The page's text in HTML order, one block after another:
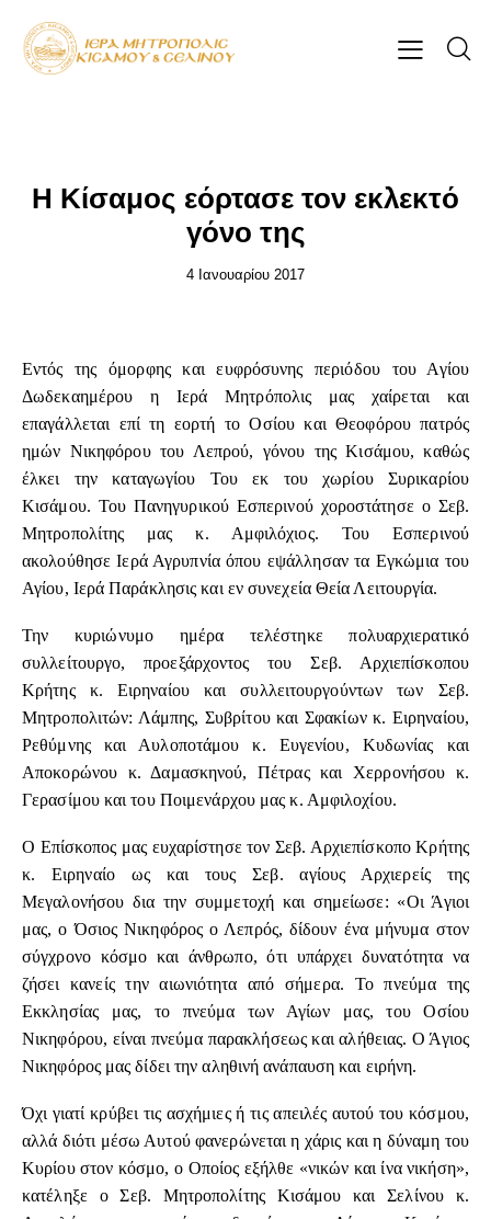
Η Κίσαμος εόρτασε τον εκλεκτό
γόνο της
4 Ιανουαρίου 2017
Εντός της όμορφης και ευφρόσυνης περιόδου του Αγίου
Δωδεκαημέρου η Ιερά Μητρόπολις μας χαίρεται και
επαγάλλεται επί τη εορτή το Οσίου και Θεοφόρου πατρός
ημών Νικηφόρου του Λεπρού, γόνου της Κισάμου, καθώς
έλκει την καταγωγίου Του εκ του χωρίου Συρικαρίου
Κισάμου. Του Πανηγυρικού Εσπερινού χοροστάτησε ο Σεβ.
Μητροπολίτης μας κ. Αμφιλόχιος. Του Εσπερινού
ακολούθησε Ιερά Αγρυπνία όπου εψάλλησαν τα Εγκώμια του
Αγίου, Ιερά Παράκλησις και εν συνεχεία Θεία Λειτουργία.
Την κυριώνυμο ημέρα τελέστηκε πολυαρχιερατικό
συλλείτουργο, προεξάρχοντος του Σεβ. Αρχιεπίσκοπου
Κρήτης κ. Ειρηναίου και συλλειτουργούντων των Σεβ.
Μητροπολιτών: Λάμπης, Συβρίτου και Σφακίων κ. Ειρηναίου,
Ρεθύμνης και Αυλοποτάμου κ. Ευγενίου, Κυδωνίας και
Αποκορώνου κ. Δαμασκηνού, Πέτρας και Χερρονήσου κ.
Γερασίμου και του Ποιμενάρχου μας κ. Αμφιλοχίου.
Ο Επίσκοπος μας ευχαρίστησε τον Σεβ. Αρχιεπίσκοπο Κρήτης
κ. Ειρηναίο ως και τους Σεβ. αγίους Αρχιερείς της
Μεγαλονήσου δια την συμμετοχή και σημείωσε: «Οι Άγιοι
μας, ο Όσιος Νικηφόρος ο Λεπρός, δίδουν ένα μήνυμα στον
σύγχρονο κόσμο και άνθρωπο, ότι υπάρχει δυνατότητα να
ζήσει κανείς την αιωνιότητα από σήμερα. Το πνεύμα της
Εκκλησίας μας, το πνεύμα των Αγίων μας, του Οσίου
Νικηφόρου, είναι πνεύμα παρακλήσεως και αλήθειας. Ο Άγιος
Νικηφόρος μας δίδει την αληθινή ανάπαυση και ειρήνη.
Όχι γιατί κρύβει τις ασχήμιες ή τις απειλές αυτού του κόσμου,
αλλά διότι μέσω Αυτού φανερώνεται η χάρις και η δύναμη του
Κυρίου στον κόσμο, ο Οποίος εξήλθε «νικών και ίνα νικήση»,
κατέληξε ο Σεβ. Μητροπολίτης Κισάμου και Σελίνου κ.